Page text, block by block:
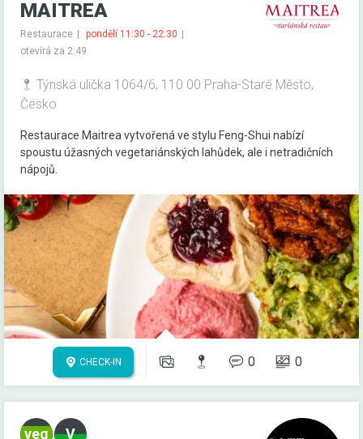
MAITREA
Restaurace
pondělí 11:30 - 22:30
otevírá za 2:49
Týnská ulička 1064/6, 110 00 Praha-Staré Město,
Česko
Restaurace Maitrea vytvořená ve stylu Feng-Shui nabízí
spoustu úžasných vegetariánských lahůdek, ale i netradičních
nápojů.
CHECK-IN 0 0